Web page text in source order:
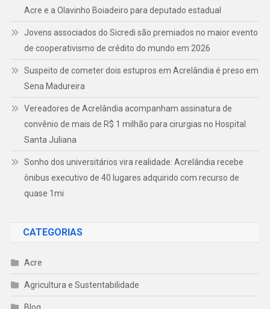
Acre e a Olavinho Boiadeiro para deputado estadual
Jovens associados do Sicredi são premiados no maior evento
de cooperativismo de crédito do mundo em 2026
Suspeito de cometer dois estupros em Acrelândia é preso em
Sena Madureira
Vereadores de Acrelândia acompanham assinatura de
convênio de mais de R$ 1 milhão para cirurgias no Hospital
Santa Juliana
Sonho dos universitários vira realidade: Acrelândia recebe
ônibus executivo de 40 lugares adquirido com recurso de
quase 1mi
CATEGORIAS
Acre
Agricultura e Sustentabilidade